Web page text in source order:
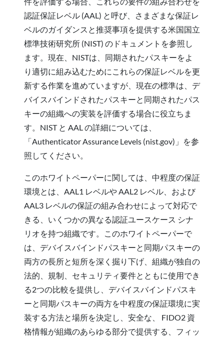
認証保証レベル (AAL) と呼び、さまざまな保証レ
ベルのガイダンスと推奨事項を提供する米国国立
標準技術研究所 (NIST) のドキュメントを参照し
ます。現在、NISTは、同期されたパスキーをよ
り適切に組み込むためにこれらの保証レベルを更
新する作業を進めていますが、現在の標準は、デ
バイスバインドされたパスキーと同期されたパス
キーの組織への実装を評価する場合に役立ちま
す。NIST と AAL の詳細については、
「Authenticator Assurance Levels (nist.gov)」を参
照してください。
このホワイトペーパーに関しては、中程度の保証
環境とは、AAL1 レベルや AAL2 レベル、および
AAL3 レベルの保証の組み合わせによって対応で
きる、いくつかの異なる認証ユースケース シナ
リオを持つ組織です。このホワイトペーパーで
は、デバイスバインドパスキーと同期パスキーの
両方の長所と短所を深く掘り下げ、組織が独自の
法的、規制、セキュリティ要件とともに使用でき
る2つの比較を提供し、デバイスバインドパスキ
ーと同期パスキーの両方を中程度の保証環境に実
装する方法と場所を決定し、安全な、 FIDO2 資
格情報が組織のあらゆる部分で提供する、フィッ